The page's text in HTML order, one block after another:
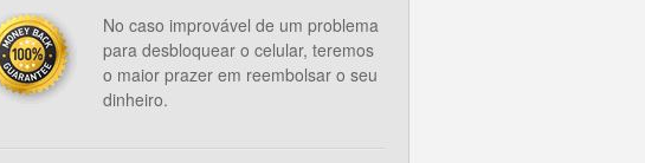
No caso improvável de um problema
para desbloquear o celular, teremos
o maior prazer em reembolsar o seu
dinheiro.